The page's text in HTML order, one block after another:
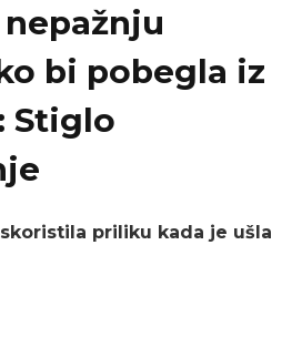
bi pobegla iz
Stiglo
priliku kada je ušla